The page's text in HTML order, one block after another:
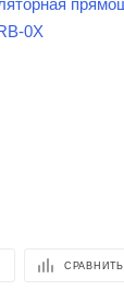
СРАВНИТЬ